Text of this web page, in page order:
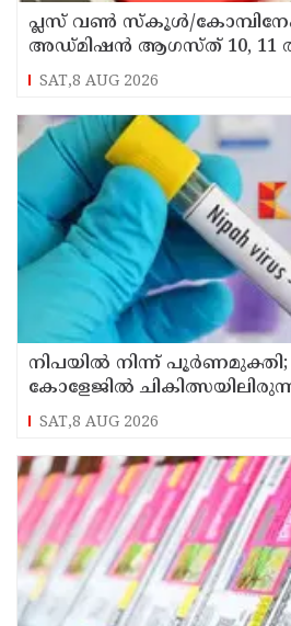
പ്ലസ് വൺ സ്‌കൂൾ/
അഡ്മിഷൻ ആഗസ്ത് 10, 11
SAT,8 AUG 2026
നിപയിൽ നിന്ന്
കോളേജിൽ
വീട്ടിലേക്ക് മടങ്ങി
SAT,8 AUG 2026